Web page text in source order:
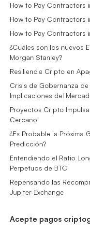
How to Pay Contractors
How to Pay Contractors
How to Pay Contractors
¿Cuáles son los nuevos
Morgan Stanley?
Resiliencia Cripto en
Crisis de Gobernanza
Implicaciones del
Proyectos Cripto
Cercano
¿Es Probable la Próxima
Predicción?
Entendiendo el Ratio
Perpetuos de BTC
Repensando las
Jupiter Exchange
Acepte pagos